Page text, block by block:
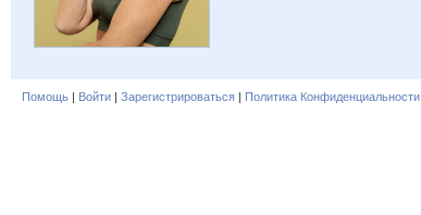
Помощь | Войти | Зарегистрироваться | Политика Конфиденциальности